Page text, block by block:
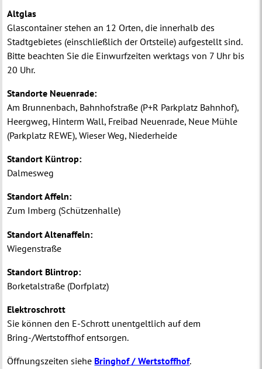
Altglas
Glascontainer stehen an 12 Orten, die innerhalb des
Stadtgebietes (einschließlich der Ortsteile) aufgestellt sind.
Bitte beachten Sie die Einwurfzeiten werktags von 7 Uhr bis
20 Uhr.
Standorte Neuenrade:
Am Brunnenbach, Bahnhofstraße (P+R Parkplatz Bahnhof),
Heergweg, Hinterm Wall, Freibad Neuenrade, Neue Mühle
(Parkplatz REWE), Wieser Weg, Niederheide
Standort Küntrop:
Dalmesweg
Standort Affeln:
Zum Imberg (Schützenhalle)
Standort Altenaffeln:
Wiegenstraße
Standort Blintrop:
Borketalstraße (Dorfplatz)
Elektroschrott
Sie können den E-Schrott unentgeltlich auf dem
Bring-/Wertstoffhof entsorgen.
Öffnungszeiten siehe Bringhof / Wertstoffhof.